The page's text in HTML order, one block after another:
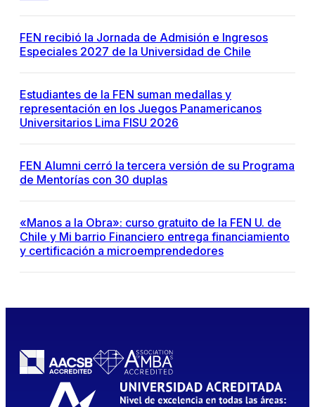
FEN recibió la Jornada de Admisión e Ingresos
Especiales 2027 de la Universidad de Chile
Estudiantes de la FEN suman medallas y
representación en los Juegos Panamericanos
Universitarios Lima FISU 2026
FEN Alumni cerró la tercera versión de su Programa
de Mentorías con 30 duplas
«Manos a la Obra»: curso gratuito de la FEN U. de
Chile y Mi barrio Financiero entrega financiamiento
y certificación a microemprendedores